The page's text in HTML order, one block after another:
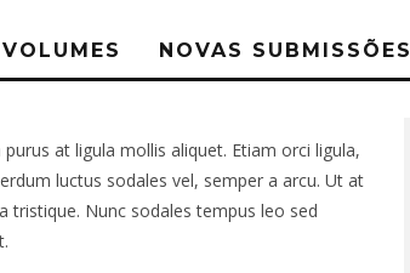
VOLUMES NOVAS SUBMISSÕES
at ligula mollis aliquet. Etiam orci ligula,
luctus sodales vel, semper a arcu. Ut at
tristique. Nunc sodales tempus leo sed